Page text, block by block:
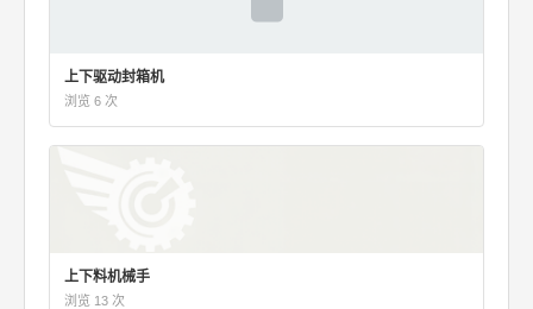
上下驱动封箱机
浏览 6 次
上下料机械手
浏览 13 次